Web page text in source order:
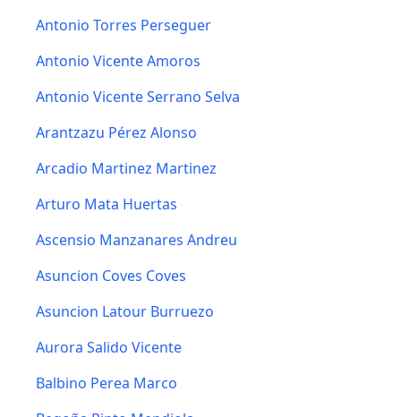
Antonio Torres Perseguer
Antonio Vicente Amoros
Antonio Vicente Serrano Selva
Arantzazu Pérez Alonso
Arcadio Martinez Martinez
Arturo Mata Huertas
Ascensio Manzanares Andreu
Asuncion Coves Coves
Asuncion Latour Burruezo
Aurora Salido Vicente
Balbino Perea Marco